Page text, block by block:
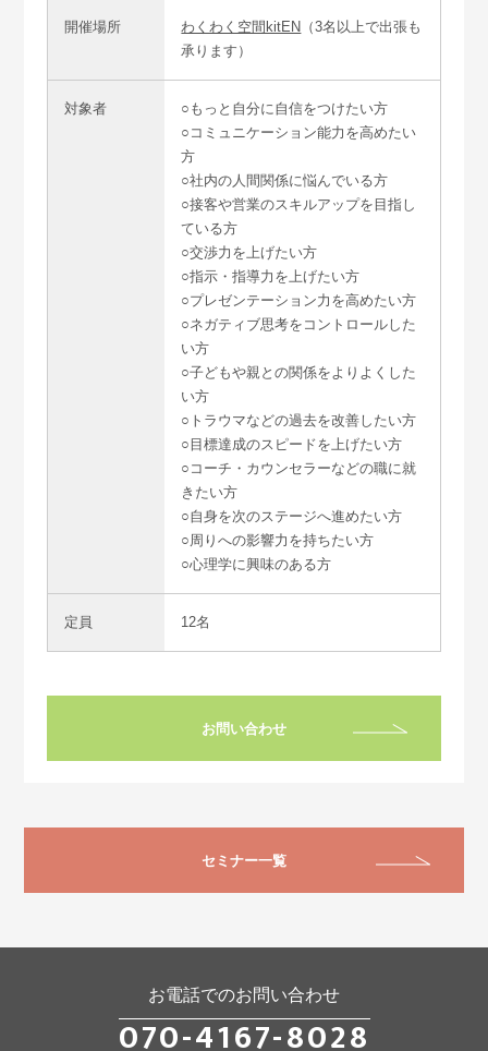
開催場所 わくわく空間kitEN （3名以上で出張も
承ります）
対象者
○もっと自分に自信をつけたい方
○コミュニケーション能力を高めたい
方
○社内の人間関係に悩んでいる方
○接客や営業のスキルアップを目指し
ている方
○交渉力を上げたい方
○指示・指導力を上げたい方
○プレゼンテーション力を高めたい方
○ネガティブ思考をコントロールした
い方
○子どもや親との関係をよりよくした
い方
○トラウマなどの過去を改善したい方
○目標達成のスピードを上げたい方
○コーチ・カウンセラーなどの職に就
きたい方
○自身を次のステージへ進めたい方
○周りへの影響力を持ちたい方
○心理学に興味のある方
定員 12名
お問い合わせ
セミナー一覧
お電話でのお問い合わせ
070-4167-8028